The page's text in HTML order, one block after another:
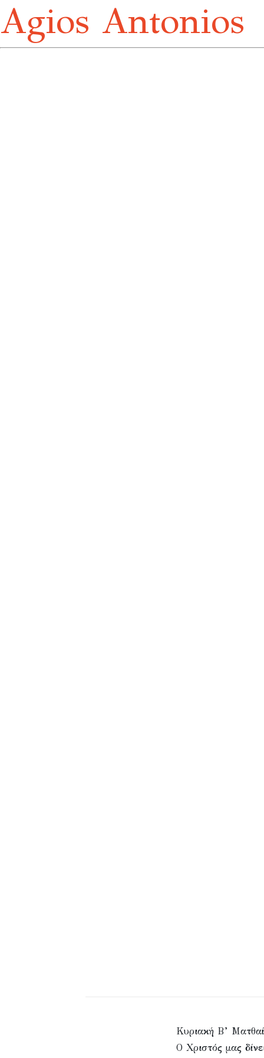
Agios Antonios
Κυριακή Β’
Ο Χριστός μας